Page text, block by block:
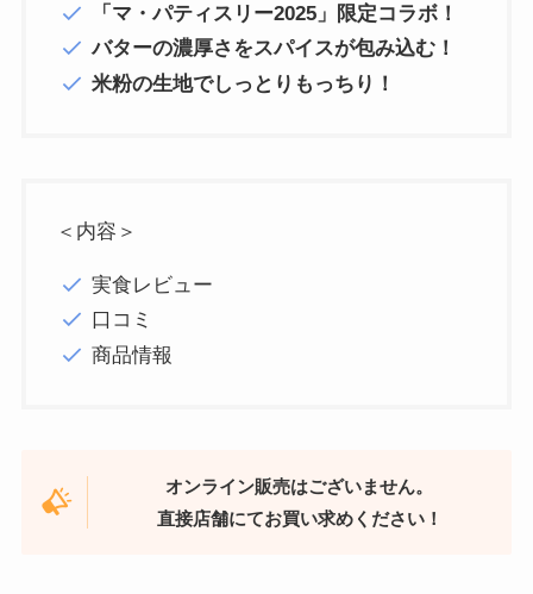
「マ・パティスリー2025」限定コラボ！
バターの濃厚さをスパイスが包み込む！
米粉の生地でしっとりもっちり！
＜内容＞
実食レビュー
口コミ
商品情報
オンライン販売はございません。
直接店舗にてお買い求めください！